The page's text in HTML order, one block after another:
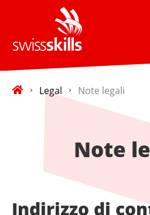
Legal Note legali
Note
Indirizzo di